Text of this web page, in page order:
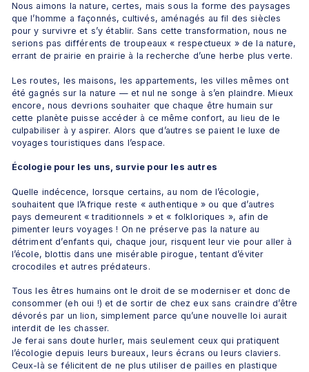
Nous aimons la nature, certes, mais sous la forme des paysages
que l’homme a façonnés, cultivés, aménagés au fil des siècles
pour y survivre et s’y établir. Sans cette transformation, nous ne
serions pas différents de troupeaux « respectueux » de la nature,
errant de prairie en prairie à la recherche d’une herbe plus verte.
Les routes, les maisons, les appartements, les villes mêmes ont
été gagnés sur la nature — et nul ne songe à s’en plaindre. Mieux
encore, nous devrions souhaiter que chaque être humain sur
cette planète puisse accéder à ce même confort, au lieu de le
culpabiliser à y aspirer. Alors que d’autres se paient le luxe de
voyages touristiques dans l’espace.
Écologie pour les uns, survie pour les autres
Quelle indécence, lorsque certains, au nom de l’écologie,
souhaitent que l’Afrique reste « authentique » ou que d’autres
pays demeurent « traditionnels » et « folkloriques », afin de
pimenter leurs voyages ! On ne préserve pas la nature au
détriment d’enfants qui, chaque jour, risquent leur vie pour aller à
l’école, blottis dans une misérable pirogue, tentant d’éviter
crocodiles et autres prédateurs.
Tous les êtres humains ont le droit de se moderniser et donc de
consommer (eh oui !) et de sortir de chez eux sans craindre d’être
dévorés par un lion, simplement parce qu’une nouvelle loi aurait
interdit de les chasser.
Je ferai sans doute hurler, mais seulement ceux qui pratiquent
l’écologie depuis leurs bureaux, leurs écrans ou leurs claviers.
Ceux-là se félicitent de ne plus utiliser de pailles en plastique